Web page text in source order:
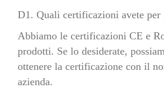
D1. Quali certificazioni avete
Abbiamo le certificazioni CE e
prodotti. Se lo desiderate,
ottenere la certificazione con il
azienda.